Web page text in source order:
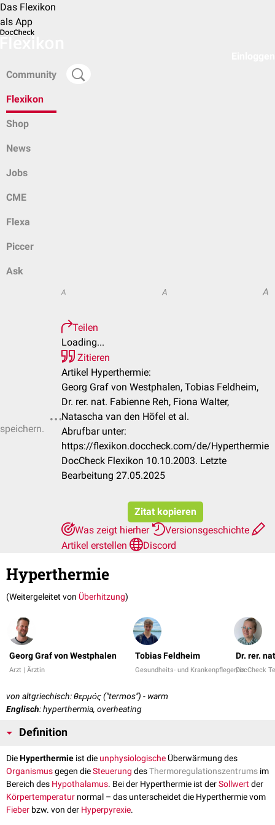
Das Flexikon
als App
Community
Flexikon
Shop
News
Jobs
CME
Flexa
Piccer
Ask
A A A
Teilen
Loading...
Zitieren
Artikel Hyperthermie:
Georg Graf von Westphalen, Tobias Feldheim,
Dr. rer. nat. Fabienne Reh, Fiona Walter,
Natascha van den Höfel et al.
Abrufbar unter:
https://flexikon.doccheck.com/de/Hyperthermie
DocCheck Flexikon 10.10.2003. Letzte
Bearbeitung 27.05.2025
Zitat kopieren
Was zeigt hierher
Versionsgeschichte
Artikel erstellen
Discord
Hyperthermie
(Weitergeleitet von Überhitzung)
Georg Graf von Westphalen
Arzt | Ärztin
Tobias Feldheim
Gesundheits- und Krankenpfleger/in
Dr. rer.
DocCheck
von altgriechisch: θερμός ("termos") - warm
Englisch: hyperthermia, overheating
Definition
DieHyperthermie ist die unphysiologische Überwärmung des
Organismusgegen dieSteuerung desThermoregulationszentrums im
Bereich des Hypothalamus. Bei der Hyperthermie ist derSollwertder
Körpertemperatur normal – das unterscheidet die Hyperthermie vom
Fieber bzw. von der Hyperpyrexie.